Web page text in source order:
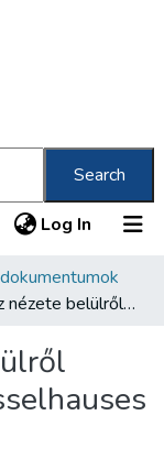
Search
Log In (current)
A kazánház nézete belülről Innere Ansicht des Kesselhauses /